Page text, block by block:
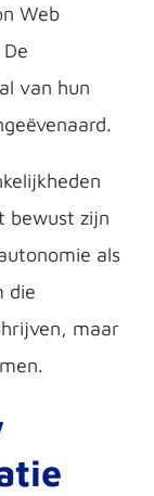
Web
van hun
bewust zijn
als
die
maar